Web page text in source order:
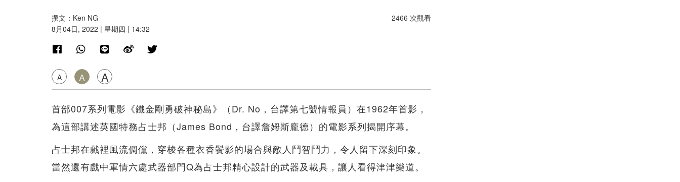
撰文：Ken NG
8月04日, 2022 | 星期四 | 14:32
A A A
2466 次觀看
首部007系列電影《鐵金剛勇破神秘島》（Dr. No，台譯第七號情報員）在1962年首影，
為這部講述英國特務占士邦（James Bond，台譯詹姆斯龐德）的電影系列揭開序幕。
占士邦在戲裡風流倜儻，穿梭各種衣香鬢影的場合與敵人鬥智鬥力，令人留下深刻印象。
當然還有戲中軍情六處武器部門Q為占士邦精心設計的武器及載具，讓人看得津津樂道。